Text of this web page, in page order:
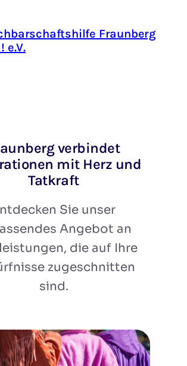
Fraunberg
e.V.
verbindet
mit Herz und
Tatkraft
Sie unser
Angebot an
die auf Ihre
zugeschnitten
sind.